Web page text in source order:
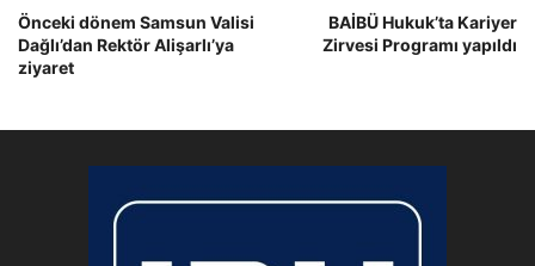
Önceki dönem Samsun Valisi
Dağlı’dan Rektör Alişarlı’ya
ziyaret
BAİBÜ Hukuk’ta Kariyer
Zirvesi Programı yapıldı